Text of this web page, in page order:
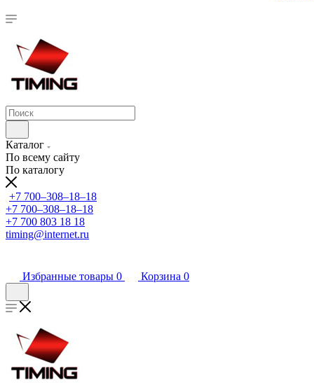
Каталог
По всему сайту
По каталогу
+7 700‒308‒18‒18
+7 700‒308‒18‒18
+7 700 803 18 18
timing@internet.ru
Избранные товары 0 Корзина 0